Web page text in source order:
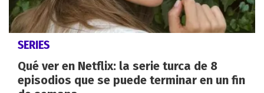
SERIES
Qué ver en Netflix: la serie turca de 8
episodios que se puede terminar en un fin